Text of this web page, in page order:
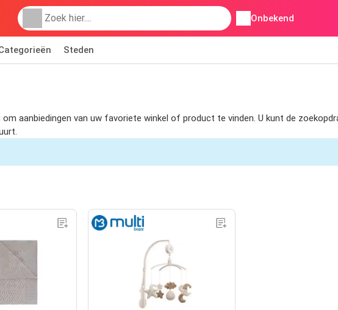
Onbekend
Steden
om aanbiedingen van uw favoriete winkel of product te vinden. U kunt de